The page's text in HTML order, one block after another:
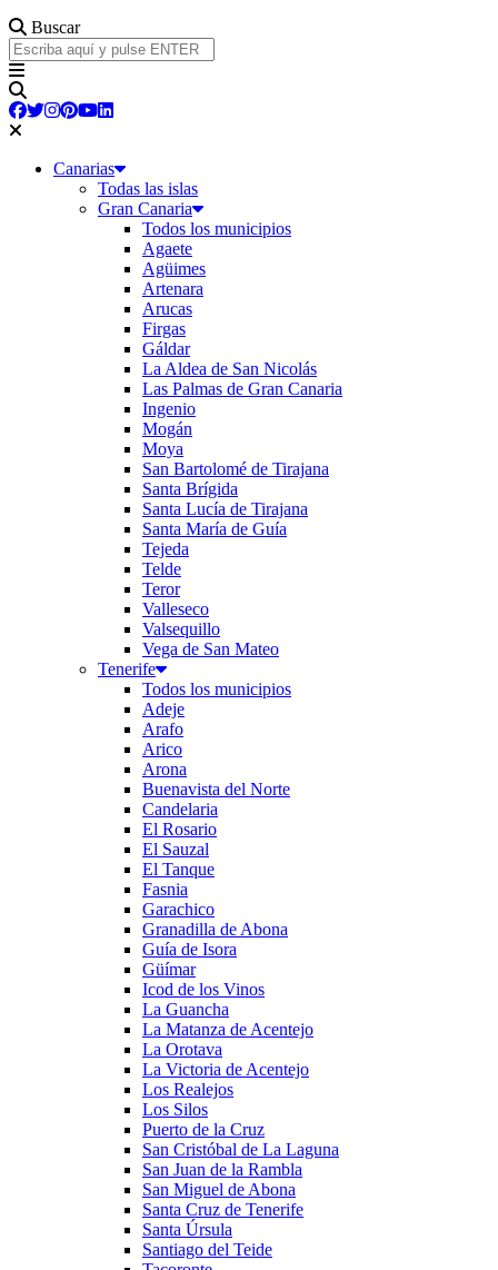
Buscar
Canarias
Todas las islas
Gran Canaria
Todos los municipios
Agaete
Agüimes
Artenara
Arucas
Firgas
Gáldar
La Aldea de San Nicolás
Las Palmas de Gran Canaria
Ingenio
Mogán
Moya
San Bartolomé de Tirajana
Santa Brígida
Santa Lucía de Tirajana
Santa María de Guía
Tejeda
Telde
Teror
Valleseco
Valsequillo
Vega de San Mateo
Tenerife
Todos los municipios
Adeje
Arafo
Arico
Arona
Buenavista del Norte
Candelaria
El Rosario
El Sauzal
El Tanque
Fasnia
Garachico
Granadilla de Abona
Guía de Isora
Güímar
Icod de los Vinos
La Guancha
La Matanza de Acentejo
La Orotava
La Victoria de Acentejo
Los Realejos
Los Silos
Puerto de la Cruz
San Cristóbal de La Laguna
San Juan de la Rambla
San Miguel de Abona
Santa Cruz de Tenerife
Santa Úrsula
Santiago del Teide